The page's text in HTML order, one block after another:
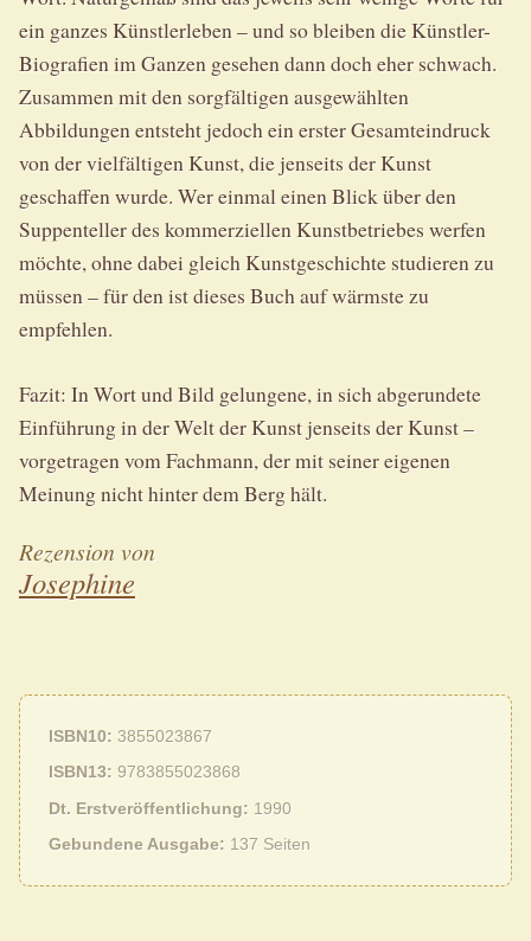
ein ganzes Künstlerleben – und so bleiben die Künstler-
Biografien im Ganzen gesehen dann doch eher schwach.
Zusammen mit den sorgfältigen ausgewählten
Abbildungen entsteht jedoch ein erster Gesamteindruck
von der vielfältigen Kunst, die jenseits der Kunst
geschaffen wurde. Wer einmal einen Blick über den
Suppenteller des kommerziellen Kunstbetriebes werfen
möchte, ohne dabei gleich Kunstgeschichte studieren zu
müssen – für den ist dieses Buch auf wärmste zu
empfehlen.
Fazit: In Wort und Bild gelungene, in sich abgerundete
Einführung in der Welt der Kunst jenseits der Kunst –
vorgetragen vom Fachmann, der mit seiner eigenen
Meinung nicht hinter dem Berg hält.
Rezension von
Josephine
ISBN10
3855023867
ISBN13 9783855023868
Dt. Erstveröffentlichung
1990
Gebundene Ausgabe
137 Seiten